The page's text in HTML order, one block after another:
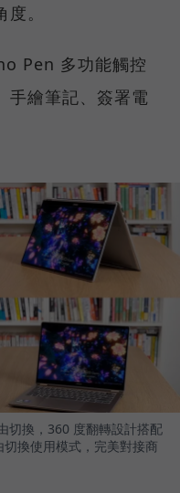
。
Pen 多功能觸控
手繪筆記、簽署電
切換，360 度翻轉設計搭配
換使用模式，完美對接商